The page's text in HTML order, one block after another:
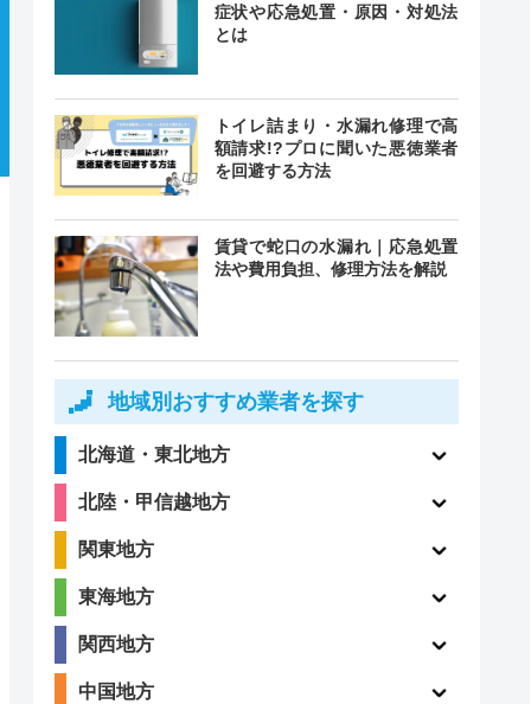
症状や応急処置・原因・対処法
とは
トイレ詰まり・水漏れ修理で高
額請求!?プロに聞いた悪徳業者
を回避する方法
賃貸で蛇口の水漏れ｜応急処置
法や費用負担、修理方法を解説
地域別おすすめ業者を探す
北海道・東北地方
北陸・甲信越地方
関東地方
東海地方
関西地方
中国地方